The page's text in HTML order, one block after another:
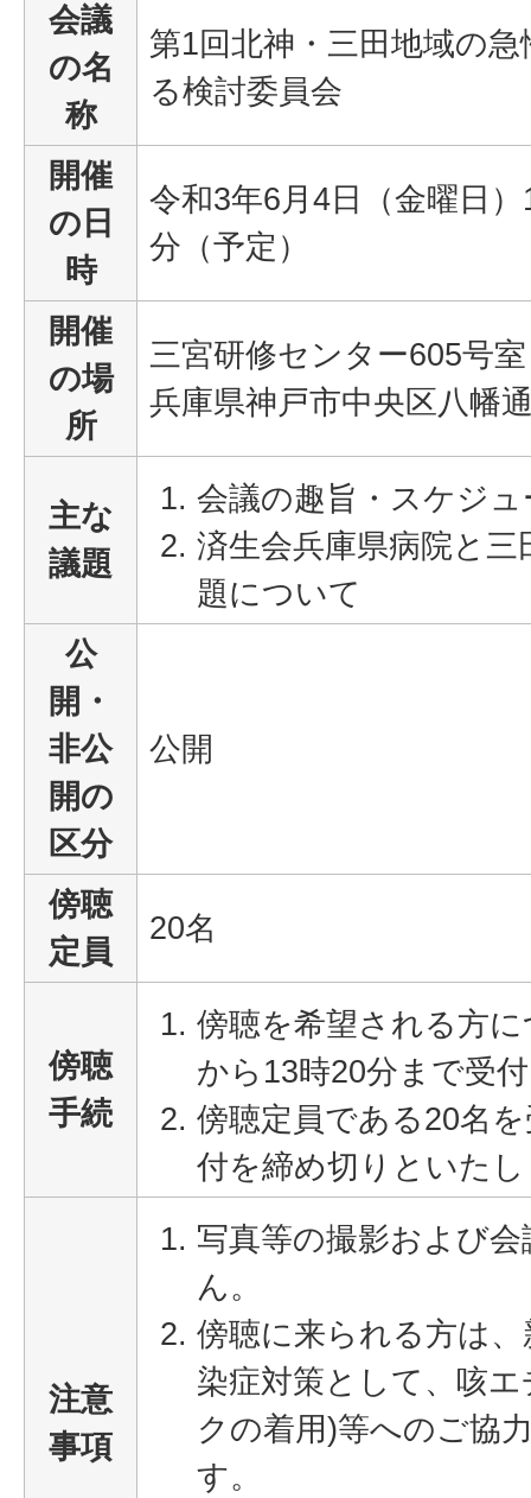
会議
の名
称
第1回北神・三田地域の
る検討委員会
開催
の日
時
令和3年6月4日（金曜日
分（予定）
開催
の場
所
三宮研修センター605号室
兵庫県神戸市中央区八幡
主な
議題
会議の趣旨・スケジ
済生会兵庫県病院と
題について
公
開・
非公
開の
区分
公開
傍聴
定員
20名
傍聴
手続
傍聴を希望される方
から13時20分まで受
傍聴定員である20名
付を締め切りといた
注意
事項
写真等の撮影および
ん。
傍聴に来られる方は
染症対策として、咳
クの着用)等へのご協
す。